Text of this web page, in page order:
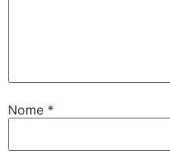
Nome *